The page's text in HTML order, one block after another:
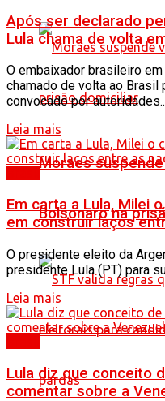
Moraes
Bolsonaro na
Após ser declarado
Lula chama de volta
O embaixador brasileiro
chamado de volta ao
convocado por
Leia mais
Em carta a Lula, Milei
em construir laços
O presidente eleito da
presidente Lula (PT) para
Leia mais
Lula diz que conceito
comentar sobre a